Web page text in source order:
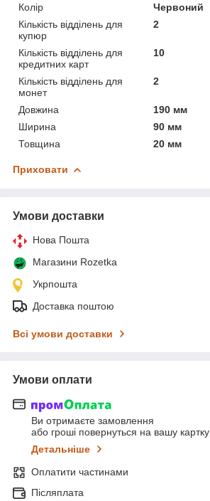
Колір
Червоний
Кількість відділень для
купюр
2
Кількість відділень для
кредитних карт
10
Кількість відділень для
монет
2
Довжина
190 мм
Ширина
90 мм
Товщина
20 мм
Приховати
Умови доставки
Нова Пошта
Магазини Rozetka
Укрпошта
Доставка поштою
Всі умови доставки
Умови оплати
Ви отримаєте замовлення
або гроші повернуться на вашу картку
Детальніше
Оплатити частинами
Післяплата